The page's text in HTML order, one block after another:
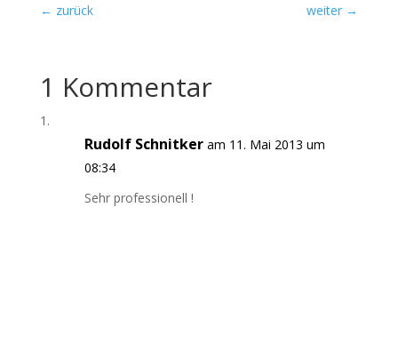
← zurück weiter →
1 Kommentar
Rudolf Schnitker am 11. Mai 2013 um
08:34
Sehr professionell !